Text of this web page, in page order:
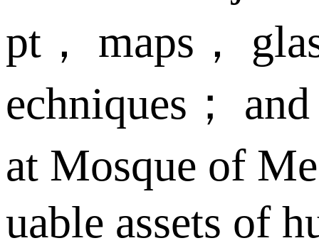
pt， maps，
echniques；
at Mosque of
uable assets of